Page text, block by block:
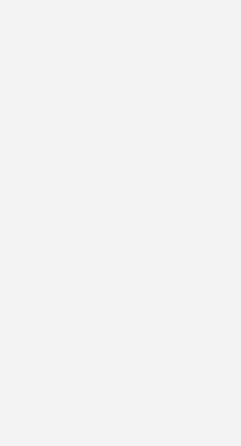
Mitarbeit gewertschätzt
Es gibt auf jeden Fall
leichter fällt als
auch wirklich zu leben,
auf „Führungsreise“
zweitägige
verschiedener
haben. Ein
nicht nach
haben, sondern wirklich
und Kaufmännische,
hat die Führungsreise ganz